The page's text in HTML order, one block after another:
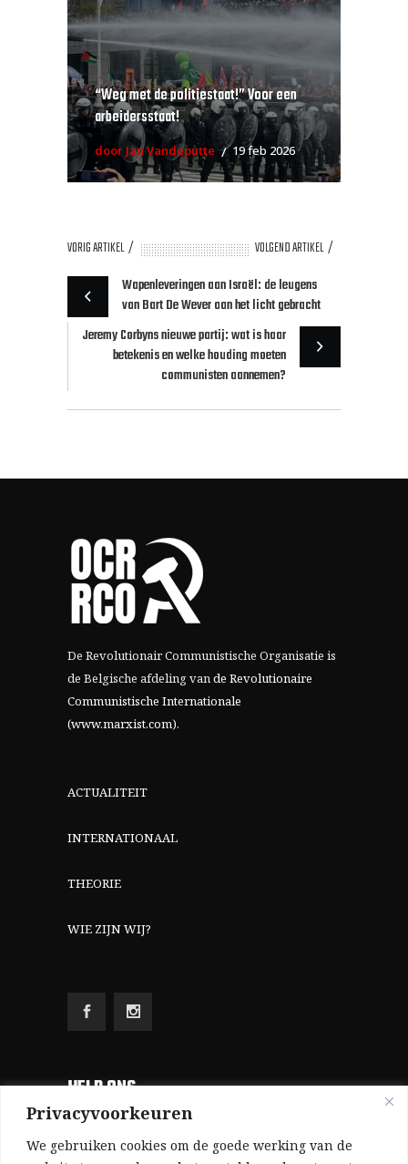
Privacyvoorkeuren
We gebruiken cookies om de goede werking van de
“Weg met de politiestaat!” Voor een
arbeidersstaat!
door Jan Vandeputte 19 feb 2026
VORIG ARTIKEL
VOLGEND ARTIKEL
Wapenleveringen aan Israël: de leugens
van Bart De Wever aan het licht gebracht
Jeremy Corbyns nieuwe partij: wat is haar
betekenis en welke houding moeten
communisten aannemen?
De Revolutionair Communistische Organisatie is
de Belgische afdeling vande Revolutionaire
Communistische Internationale
(www.marxist.com).
ACTUALITEIT
INTERNATIONAAL
THEORIE
WIE ZIJN WIJ?
HELP ONS
Aangezien we volledig zelf gefinancierd zijn